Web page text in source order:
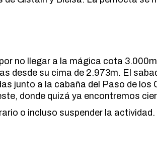
no llegar a la mágica cota
desde su cima de 2.973m. El
junto a la cabaña del Paso de los
donde quizá ya encontremos
o incluso suspender la actividad.